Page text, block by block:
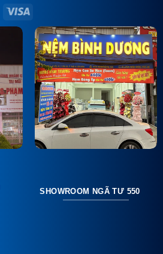
MasterCard
SHOWROOM NGÃ TƯ 550